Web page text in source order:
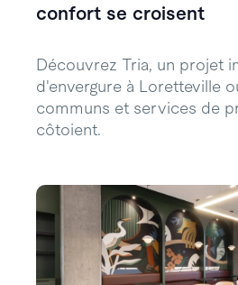
confort se croisent
Découvrez Tria, un projet
d'envergure à Loretteville
communs et services de
côtoient.